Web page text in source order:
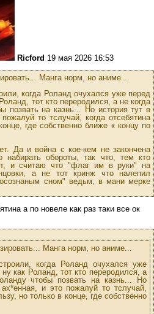
Ricford 19 мая 2026 16:53
Манга норм, но аниме...
когда Роланд очухался уже перед
тот кто переродился, а не когда
позвать на казнь... Но история тут в
то тслучай, когда отсебятина
где собственно ближе к концу по
Да и война с кое-кем не закончена
обороты, так что, тем кто
и считаю что "флаг им в руки" на
а не тот кринж что налепил
сном" ведьм, в мани мерке
а по новеле как раз таки все ок
Манга норм, но аниме...
когда Роланд очухался уже
как Роланд, тот кто переродился, а
чтобы позвать на казнь... Но
и это пожалуй то тслучай,
но только в конце, где собственно